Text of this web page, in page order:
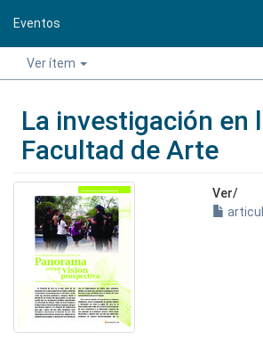
Eventos
Ver ítem
La investigación en
Facultad de Arte
Ver/